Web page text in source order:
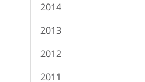
2014
2013
2012
2011